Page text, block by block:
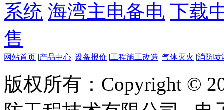
系统 海湾主电备电 下载
售
网站首页 |产品中心 |设备报价 |工程施工改造 |气体灭火 |消防喷
版权所有：Copyright ©